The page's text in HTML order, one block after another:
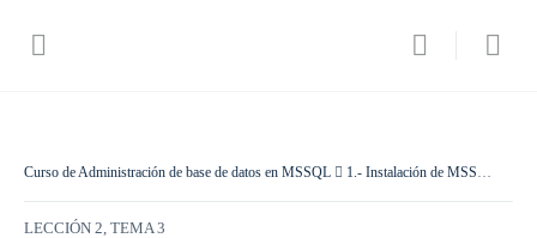
Curso de Administración de base de datos en MSSQL 1.- Instalación de MSSQL
LECCIÓN 2, TEMA 3